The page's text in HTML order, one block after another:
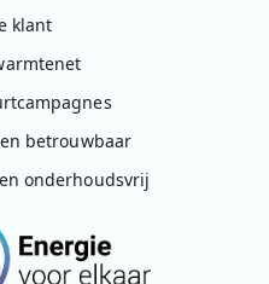
klant
betrouwbaar
onderhoudsvrij